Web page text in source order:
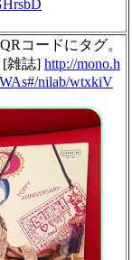
コードにタグ。
[雑誌] http://mono.h
nilab/wtxkiV